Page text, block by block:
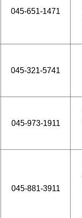
045-651-1471
045-321-5741
045-973-1911
045-881-3911